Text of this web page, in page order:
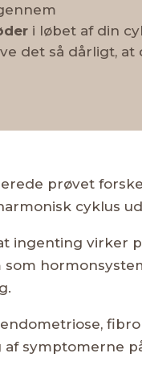
i løbet af din
det så dårligt,
prøvet
cyklus
ingenting virker
som
endometriose,
symptomerne